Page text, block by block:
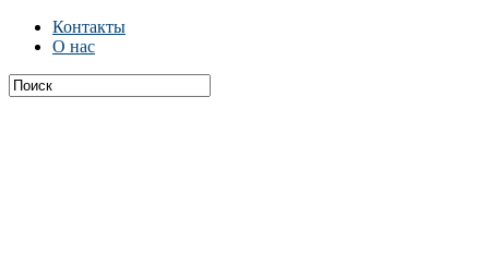
Контакты
О нас